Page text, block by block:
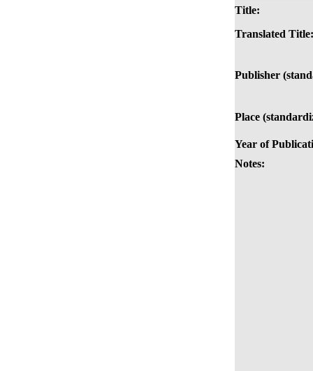
Title:
Translated Title:
Publisher
Place
Year of
Notes: